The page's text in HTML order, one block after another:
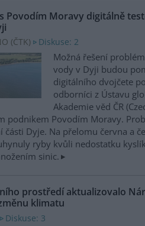
Povodím Moravy digitálně
(ČTK) Diskuse: 2
Možná řešení
vody v Dyji budou
digitálního dvojčete
odborníci z Ústavu
Akademie věd ČR
podnikem Povodím Moravy.
části Dyje. Na přelomu června a
ryby kvůli nedostatku
sinic.
prostředí aktualizovalo
klimatu
Diskuse: 3